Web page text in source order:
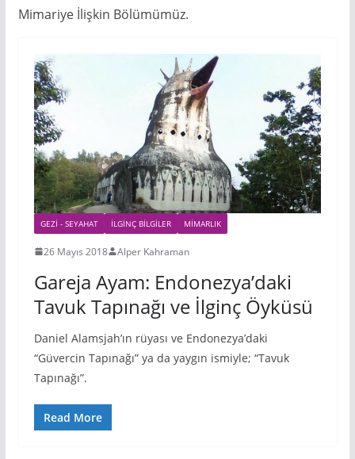
Mimariye İlişkin Bölümümüz.
GEZI - SEYAHAT İLGINÇ BILGILER MIMARLIK
26 Mayıs 2018 Alper Kahraman
Gareja Ayam: Endonezya’daki
Tavuk Tapınağı ve İlginç Öyküsü
Daniel Alamsjah’ın rüyası ve Endonezya’daki
“Güvercin Tapınağı” ya da yaygın ismiyle; “Tavuk
Tapınağı”.
Read More